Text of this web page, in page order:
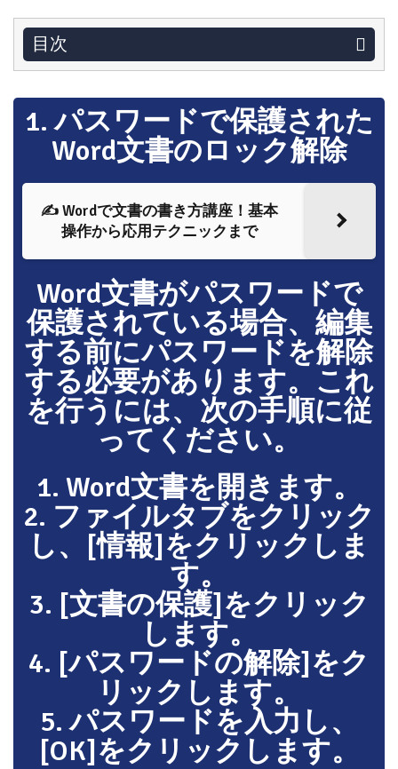
目次
1. パスワードで保護された
Word文書のロック解除
✍️ Wordで文書の書き方講座！基本
操作から応用テクニックまで
Word文書がパスワードで
保護されている場合、編集
する前にパスワードを解除
する必要があります。これ
を行うには、次の手順に従
ってください。
1. Word文書を開きます。
2. ファイルタブをクリック
し、[情報]をクリックしま
す。
3. [文書の保護]をクリック
します。
4. [パスワードの解除]をク
リックします。
5. パスワードを入力し、
[OK]をクリックします。